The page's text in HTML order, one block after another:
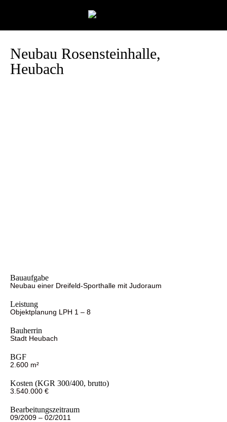
Neubau Rosensteinhalle,
Heubach
Bauaufgabe
Neubau einer Dreifeld-Sporthalle mit Judoraum
Leistung
Objektplanung LPH 1 – 8
Bauherrin
Stadt Heubach
BGF
2.600 m²
Kosten (KGR 300/400, brutto)
3.540.000 €
Bearbeitungszeitraum
09/2009 – 02/2011